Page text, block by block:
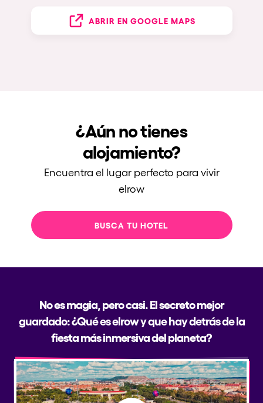
ABRIR EN GOOGLE MAPS
¿Aún no tienes
alojamiento?
Encuentra el lugar perfecto para vivir
elrow
BUSCA TU HOTEL
No es magia, pero casi. El secreto mejor
guardado: ¿Qué es elrow y que hay detrás de la
fiesta más inmersiva del planeta?